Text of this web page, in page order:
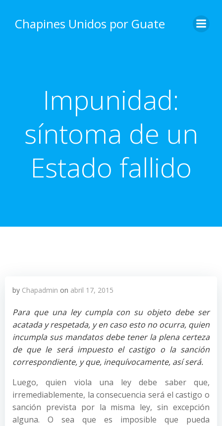
content
Chapines Unidos por Guate
Impunidad:
síntoma de un
Estado fallido
by Chapadmin on abril 17, 2015
Para que una ley cumpla con su objeto debe ser
acatada y respetada, y en caso esto no ocurra, quien
incumpla sus mandatos debe tener la plena certeza
de que le será impuesto el castigo o la sanción
correspondiente, y que, inequívocamente, así será.
Luego, quien viola una ley debe saber que,
irremediablemente, la consecuencia será el castigo o
sanción prevista por la misma ley, sin excepción
alguna. O sea que es imposible que pueda